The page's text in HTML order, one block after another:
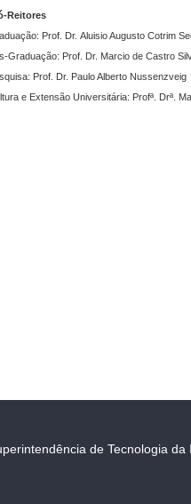
Reitores
Prof. Dr. Aluisio Augusto Cotrim
Graduação: Prof. Dr. Marcio de Castro
Prof. Dr. Paulo Alberto Nussenzveig
e Extensão Universitária: Profª. Drª.
de Tecnologia da